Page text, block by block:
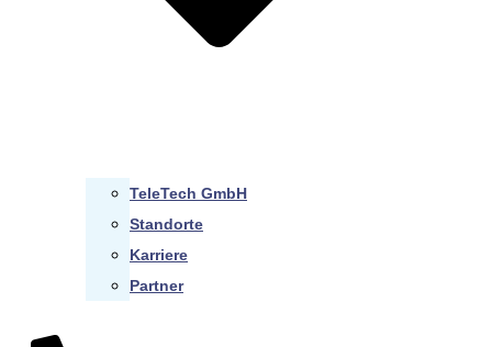
TeleTech GmbH
Standorte
Karriere
Partner